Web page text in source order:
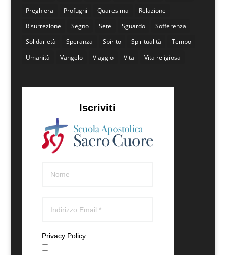
Preghiera
Profughi Quaresima
Relazione
Risurrezione
Segno Sete Sguardo
Sofferenza
Solidarietà
Speranza Spirito Spiritualità
Tempo
Umanità
Vangelo Viaggio Vita Vita religiosa
Iscriviti
Privacy Policy